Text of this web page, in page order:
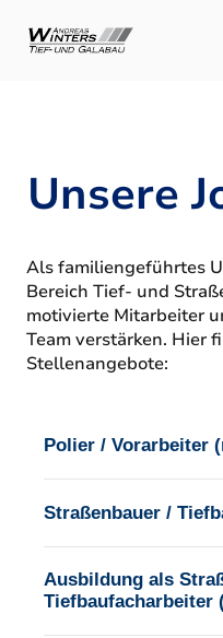
Unsere
Als familiengeführtes
Bereich Tief- und
motivierte Mitarbeiter
Team verstärken. Hier
Stellenangebote:
Polier / Vorarbeiter
Straßenbauer /
Ausbildung als
Tiefbaufacharbeiter